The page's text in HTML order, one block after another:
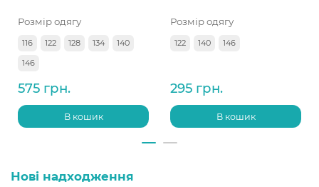
Розмір одягу
116 122 128 134
140
146
575 грн.
В кошик
Розмір одягу
122 140 146
295 грн.
В кошик
Нові надходження